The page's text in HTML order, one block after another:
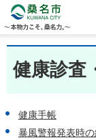
物力こそ、桑名力。
健康診査
健康手帳
暴風警報発表時